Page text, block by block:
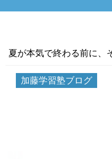
夏が本気で終わる前に、
加藤学習塾ブログ